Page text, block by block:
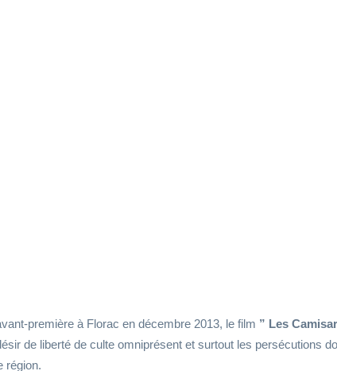
première à Florac en décembre 2013, le film ” Les
de liberté de culte omniprésent et surtout les persécutions
région.